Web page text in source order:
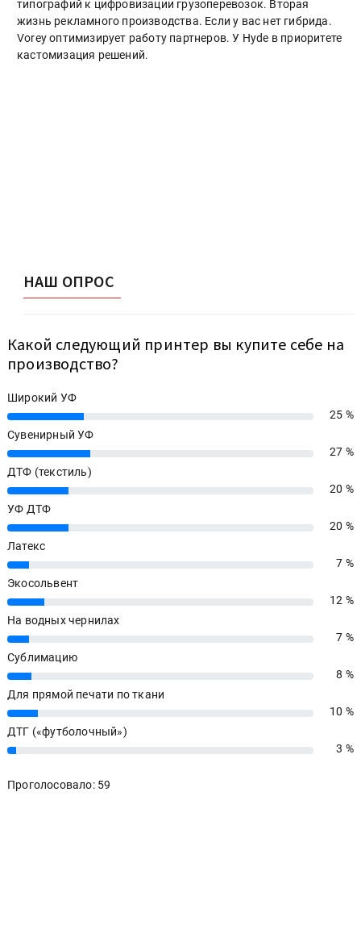
типографий к цифровизации грузоперевозок. Вторая
жизнь рекламного производства. Если у вас нет гибрида.
Vorey оптимизирует работу партнеров. У Hyde в приоритете
кастомизация решений.
НАШ ОПРОС
Какой следующий принтер вы купите себе на
производство?
Широкий УФ
25%
25 %
Сувенирный УФ
27%
27 %
ДТФ (текстиль)
20%
20 %
УФ ДТФ
20%
20 %
Латекс
7%
7 %
Экосольвент
12%
12 %
На водных чернилах
7%
7 %
Сублимацию
8%
8 %
Для прямой печати по ткани
10%
10 %
ДТГ («футболочный»)
3% 3 %
Проголосовало: 59